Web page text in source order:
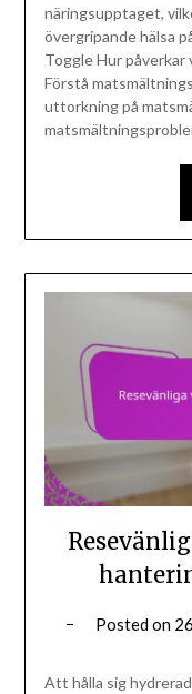
näringsupptaget,
övergripande hälsa
Toggle Hur
Förstå
uttorkning på
Posted on
Att hålla sig